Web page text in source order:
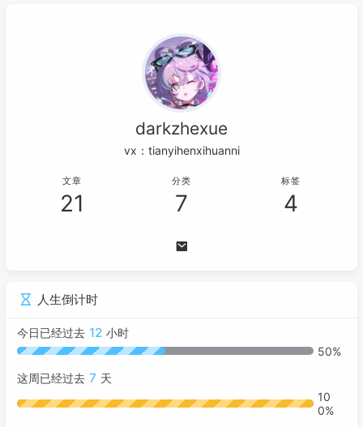
darkzhexue
vx：tianyihenxihuanni
文章
21
分类
7
标签
4
人生倒计时
今日已经过去 12 小时
50%
这周已经过去 7 天
10
0%